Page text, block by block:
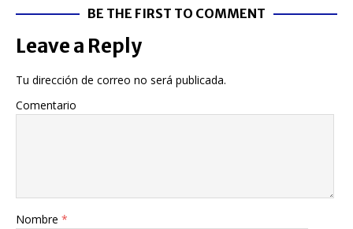
BE THE FIRST TO COMMENT
Leave a Reply
Tu dirección de correo no será publicada.
Comentario
Nombre *